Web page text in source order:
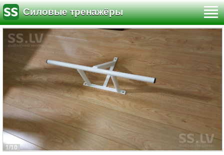
Силовые тренажёры
1/10